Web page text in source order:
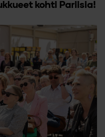
kohti Pariisia!